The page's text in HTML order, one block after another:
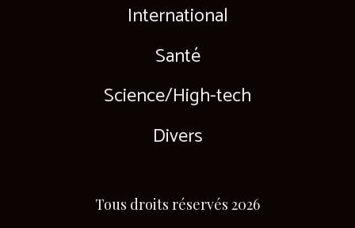
International
Santé
Science/High-tech
Divers
Tous droits réservés 2026